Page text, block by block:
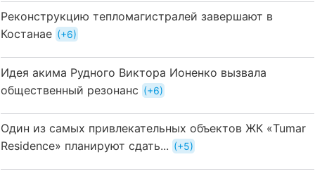
Реконструкцию тепломагистралей завершают в
Костанае
+6
Идея акима Рудного Виктора Ионенко вызвала
общественный резонанс
+6
Один из самых привлекательных объектов ЖК «Tumar
Residence» планируют сдать...
+5